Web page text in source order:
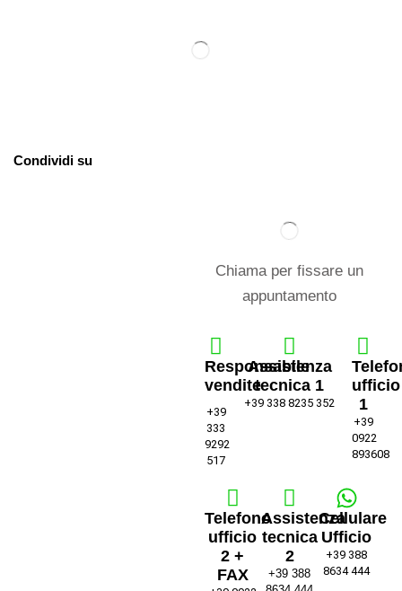
Condividi su
Chiama per fissare un
appuntamento
Responsabile
vendite
+39
333
9292
517
Assistenza
tecnica 1
+39 338 8235 352
ufficio
1
+39
0922
893608
Telefono
ufficio
2 +
FAX
Assistenza
tecnica
2
+39 388
Cellulare
Ufficio
+39 388
8634 444